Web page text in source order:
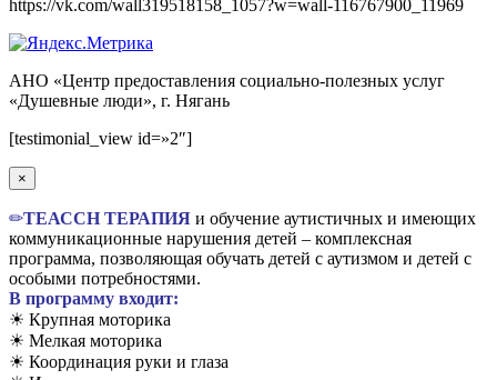
https://vk.com/wall319518158_1057?w=wall-116767900_11969
АНО «Центр предоставления социально-полезных услуг
«Душевные люди», г. Нягань
Вверх
[testimonial_view id=»2″]
×
✏TЕАССН ТЕРАПИЯ и обучение аутистичных и имеющих
коммуникационные нарушения детей – комплексная
программа, позволяющая обучать детей с аутизмом и детей с
особыми потребностями.
В программу входит:
☀ Крупная моторика
☀ Мелкая моторика
☀ Координация руки и глаза